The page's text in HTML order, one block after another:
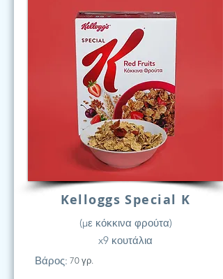
Kelloggs Special K
(με κόκκινα φρούτα)
x9 κουτάλια
Βάρος: 70 γρ.